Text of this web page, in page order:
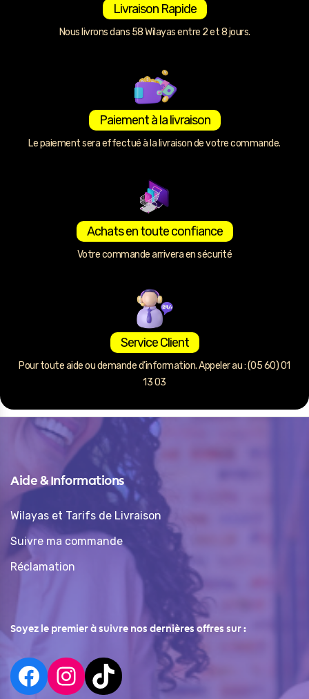
Livraison Rapide
Nous livrons dans 58 Wilayas entre 2 et 8 jours.
Paiement à la livraison
Le paiement sera effectué à la livraison de votre commande.
Achats en toute confiance
Votre commande arrivera en sécurité
Service Client
Pour toute aide ou demande d’information. Appeler au : (05 60) 01
13 03
Aide & Informations
Wilayas et Tarifs de Livraison
Suivre ma commande
Réclamation
Soyez le premier à suivre nos dernières offres sur :